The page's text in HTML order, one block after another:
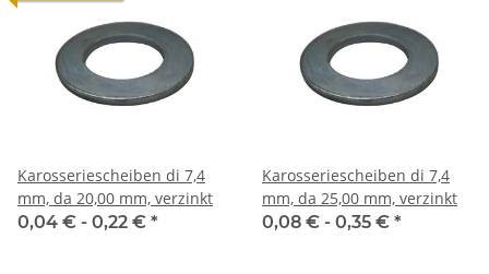
Karosseriescheiben di 7,4
mm, da 20,00 mm, verzinkt
0,04 € - 0,22 € *
Karosseriescheiben di 7,4
mm, da 25,00 mm, verzinkt
0,08 € - 0,35 € *